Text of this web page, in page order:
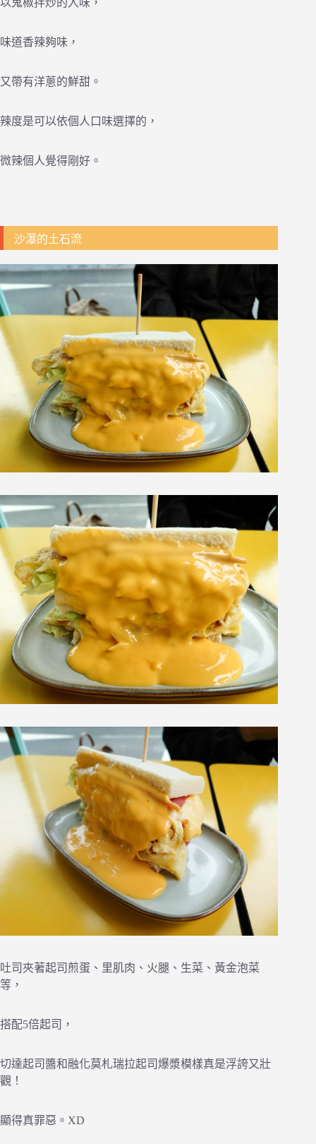
味道香辣夠味，
又帶有洋蔥的鮮甜。
辣度是可以依個人口味選擇的，
微辣個人覺得剛好。
沙瀑的土石流
吐司夾著起司煎蛋、里肌肉、火腿、生菜、黃金泡菜
等，
搭配5倍起司，
切達起司醬和融化莫札瑞拉起司爆漿模樣真是浮誇又壯
觀！
顯得真罪惡。XD